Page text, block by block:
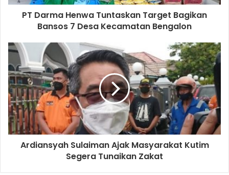
PT Darma Henwa Tuntaskan Target Bagikan
Bansos 7 Desa Kecamatan Bengalon
Ardiansyah Sulaiman Ajak Masyarakat Kutim
Segera Tunaikan Zakat